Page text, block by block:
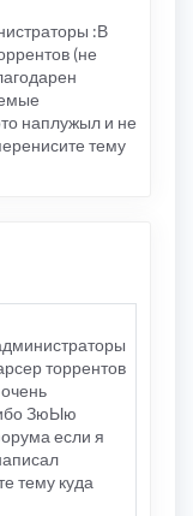
:В
(не
наплужыл и не
тему
торрентов
ЗюЫю
если я
тему куда